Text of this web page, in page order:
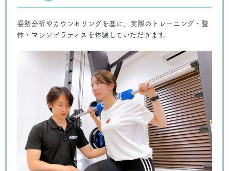
姿勢分析やカウンセリングを基に、実際のトレーニング・整
体・マシンピラティスを体験していただきます。